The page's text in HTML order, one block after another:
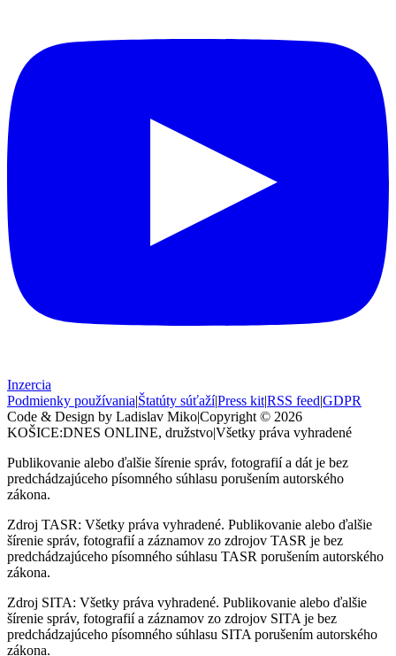
Inzercia
Podmienky používania|Štatúty súťaží|Press kit|RSS feed|GDPR
Code & Design by Ladislav Miko|Copyright © 2026
KOŠICE:DNES ONLINE, družstvo|Všetky práva vyhradené
Publikovanie alebo ďalšie šírenie správ, fotografií a dát je bez
predchádzajúceho písomného súhlasu porušením autorského
zákona.
Zdroj TASR: Všetky práva vyhradené. Publikovanie alebo ďalšie
šírenie správ, fotografií a záznamov zo zdrojov TASR je bez
predchádzajúceho písomného súhlasu TASR porušením autorského
zákona.
Zdroj SITA: Všetky práva vyhradené. Publikovanie alebo ďalšie
šírenie správ, fotografií a záznamov zo zdrojov SITA je bez
predchádzajúceho písomného súhlasu SITA porušením autorského
zákona.